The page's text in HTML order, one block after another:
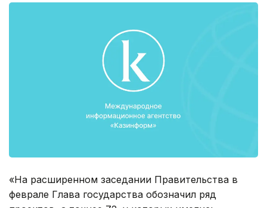
«На расширенном заседании Правительства в
феврале Глава государства обозначил ряд